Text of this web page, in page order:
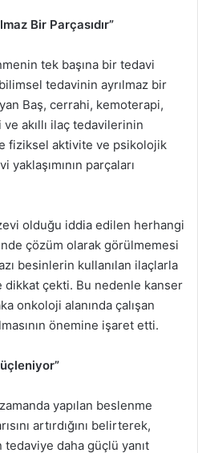
Bir Parçasıdır”
tek başına bir tedavi
tedavinin ayrılmaz bir
Baş, cerrahi, kemoterapi,
akıllı ilaç tedavilerinin
fiziksel aktivite ve psikolojik
parçaları
olduğu iddia edilen herhangi
çözüm olarak görülmemesi
besinlerin kullanılan ilaçlarla
çekti. Bu nedenle kanser
onkoloji alanında çalışan
önemine işaret etti.
yapılan beslenme
artırdığını belirterek,
daha güçlü yanıt